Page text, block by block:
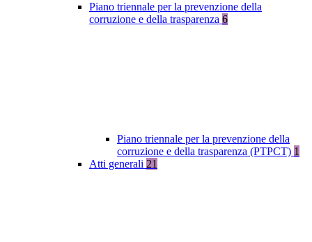
Piano triennale per la prevenzione della
corruzione e della trasparenza 6
Piano triennale per la prevenzione della
corruzione e della trasparenza (PTPCT) 1
Atti generali 21